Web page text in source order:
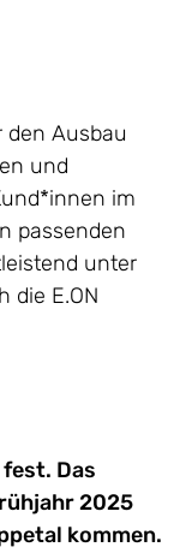
den Ausbau
und
im
passenden
unter
die E.ON
Das
2025
kommen.